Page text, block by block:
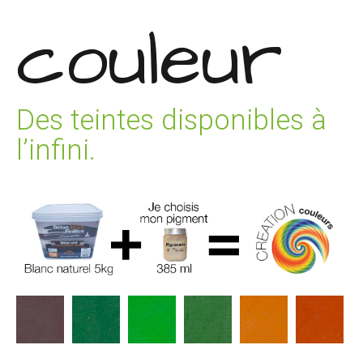
couleur
Des teintes disponibles à
l’infini.